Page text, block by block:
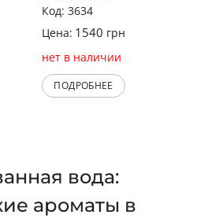
Код: 3634
Цена: 1540 грн
нет в наличии
ПОДРОБНЕЕ
вода:
ароматы в